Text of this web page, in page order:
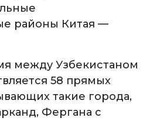
районы Китая —
между Узбекистаном
58 прямых
такие города,
Фергана с